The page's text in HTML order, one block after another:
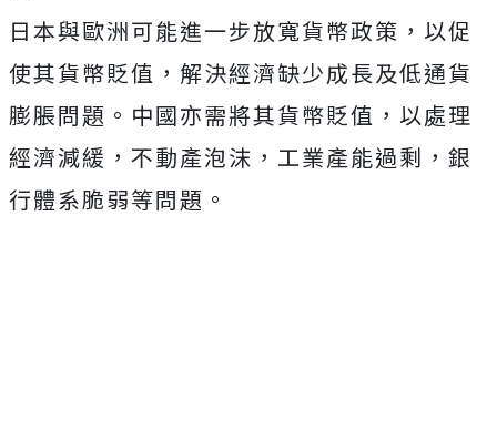
日本與歐洲可能進一步放寬貨幣政策，以促
使其貨幣貶值，解決經濟缺少成長及低通貨
膨脹問題。中國亦需將其貨幣貶值，以處理
經濟減緩，不動產泡沫，工業產能過剩，銀
行體系脆弱等問題。